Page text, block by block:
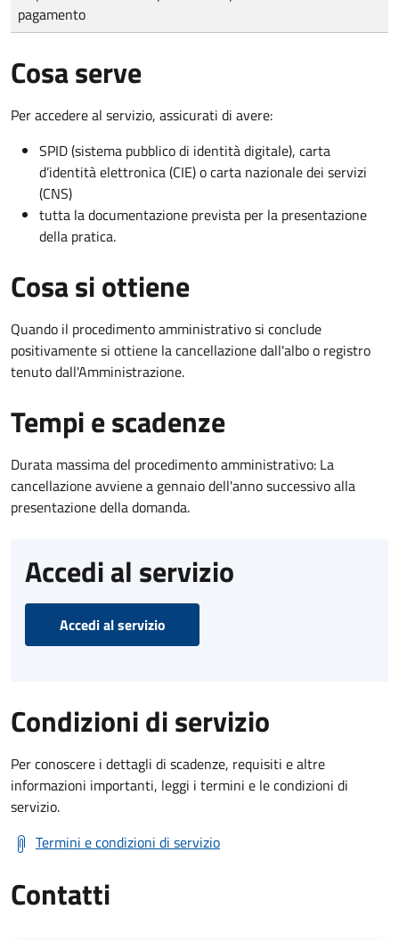
pagamento
Cosa serve
Per accedere al servizio, assicurati di avere:
SPID (sistema pubblico di identità digitale), carta
d’identità elettronica (CIE) o carta nazionale dei servizi
(CNS)
tutta la documentazione prevista per la presentazione
della pratica.
Cosa si ottiene
Quando il procedimento amministrativo si conclude
positivamente si ottiene la cancellazione dall'albo o registro
tenuto dall'Amministrazione.
Tempi e scadenze
Durata massima del procedimento amministrativo: La
cancellazione avviene a gennaio dell'anno successivo alla
presentazione della domanda.
Accedi al servizio
Accedi al servizio
Condizioni di servizio
Per conoscere i dettagli di scadenze, requisiti e altre
informazioni importanti, leggi i termini e le condizioni di
servizio.
Termini e condizioni di servizio
Contatti